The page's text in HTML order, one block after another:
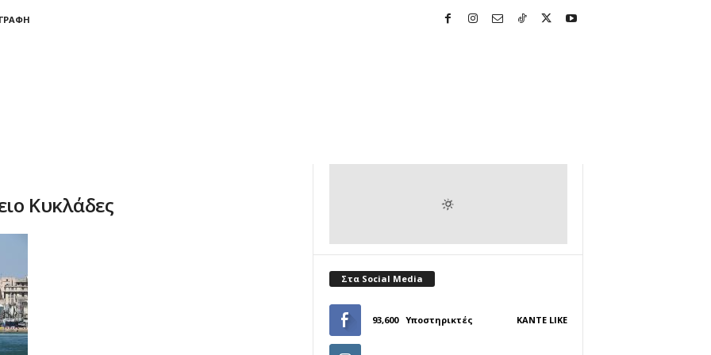
Κυκλάδες
Στα Social Media
93,600 Υποστηρικτές ΚΆΝΤΕ LIKE